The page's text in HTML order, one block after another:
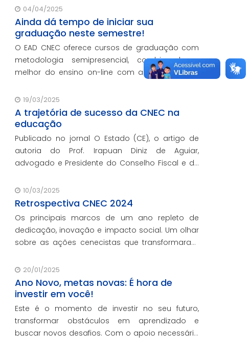
climáticas e na promoção da sustentabilidade.
04/04/2025
Ainda dá tempo de iniciar sua
graduação neste semestre!
O EAD CNEC oferece cursos de graduação com
metodologia semipresencial, combinando o
melhor do ensino on-line com a vivência e as
19/03/2025
A trajetória de sucesso da CNEC na
educação
Publicado no jornal O Estado (CE), o artigo de
autoria do Prof. Irapuan Diniz de Aguiar,
advogado e Presidente do Conselho Fiscal e de
e o impacto cenecista na educação brasileira.
10/03/2025
Retrospectiva CNEC 2024
Os principais marcos de um ano repleto de
dedicação, inovação e impacto social. Um olhar
sobre as ações cenecistas que transformaram
educação de qualidade.
20/01/2025
Ano Novo, metas novas: É hora de
investir em você!
Este é o momento de investir no seu futuro,
transformar obstáculos em aprendizado e
buscar novos desafios. Com o apoio necessário